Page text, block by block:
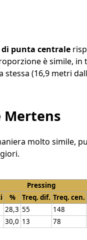
di punta centrale
è simile, in
stessa (16,9 metri
Mertens
molto simile,
Pressing
% Treq. dif. Treq. cen.
28,3 55 148
30,0 13 78